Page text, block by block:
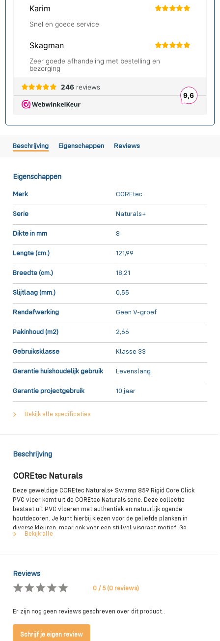
Beschrijving Eigenschappen Reviews
Eigenschappen
Merk COREtec
Serie Naturals+
Dikte in mm 8
Lengte (cm.) 121,99
Breedte (cm.) 18,21
Slijtlaag (mm.) 0,55
Randafwerking Geen V-groef
Pakinhoud (m2) 2,66
Gebruiksklasse Klasse 33
Garantie huishoudelijk gebruik Levenslang
Garantie projectgebruik 10 jaar
Bekijk alle specificaties
Beschrijving
COREtec Naturals
Deze geweldige COREtec Naturals+ Swamp 859 Rigid Core Click
PVC vloer komt uit de COREtec Naturals serie. Deze collectie
bestaat uit PVC vloeren met authentiek en natuurlijk ogende
houtdecoren. Je kunt hierbij kiezen voor de geliefde planken in
diverse kleuren, maar ook voor een stijlvol visgraat motief. Ga
bijvoorbeeld voor warme kleuren als bruin of beige, of kies juist voor
Naturals PVC vloeren
Zoals gezegd zijn de PVC vloeren in de COREtec Naturals bijzonder
door hun authentiek ogende houtdecors. Ze ogen zeer
Bekijk alle
Reviews
0 / 5 (0 reviews)
Er zijn nog geen reviews geschreven over dit product..
Schrijf je eigen review